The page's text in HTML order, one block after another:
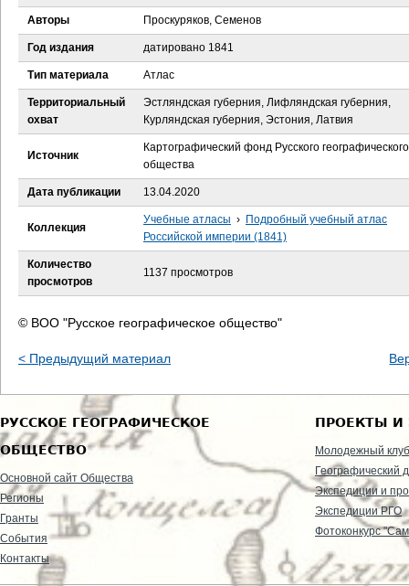
ы
д
е
с
ь
Авторы Проскуряков, Семенов
Год издания датировано 1841
Тип материала Атлас
Территориальный
охват
Эстляндская губерния, Лифляндская губерния,
Курляндская губерния, Эстония, Латвия
Источник
Картографический фонд Русского географического
общества
Дата публикации 13.04.2020
Коллекция
Учебные атласы › Подробный учебный атлас
Российской империи (1841)
Количество
просмотров
1137 просмотров
© ВОО "Русское географическое общество"
< Предыдущий материал
РУССКОЕ ГЕОГРАФИЧЕСКОЕ
ОБЩЕСТВО
Основной сайт Общества
Регионы
Гранты
События
Контакты
ПРОЕКТЫ И
Молодежный клуб
Географический
Экспедиции и
Экспедиции РГО
Фотоконкурс